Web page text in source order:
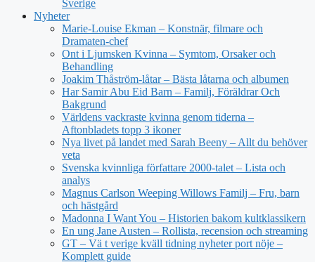
Sverige
Nyheter
Marie-Louise Ekman – Konstnär, filmare och
Dramaten-chef
Ont i Ljumsken Kvinna – Symtom, Orsaker och
Behandling
Joakim Thåström-låtar – Bästa låtarna och albumen
Har Samir Abu Eid Barn – Familj, Föräldrar Och
Bakgrund
Världens vackraste kvinna genom tiderna –
Aftonbladets topp 3 ikoner
Nya livet på landet med Sarah Beeny – Allt du behöver
veta
Svenska kvinnliga författare 2000-talet – Lista och
analys
Magnus Carlson Weeping Willows Familj – Fru, barn
och hästgård
Madonna I Want You – Historien bakom kultklassikern
En ung Jane Austen – Rollista, recension och streaming
GT – Vä t verige kväll tidning nyheter port nöje –
Komplett guide